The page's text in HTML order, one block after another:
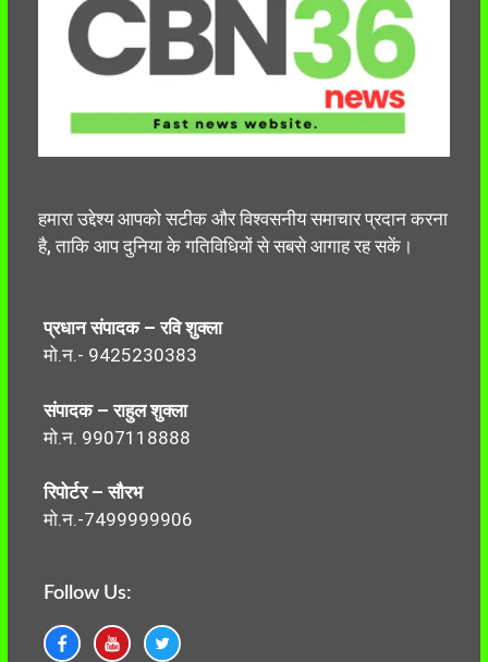
हमारा उद्देश्य आपको सटीक और विश्वसनीय समाचार प्रदान करना
है, ताकि आप दुनिया के गतिविधियों से सबसे आगाह रह सकें।
प्रधान संपादक – रवि शुक्ला
मो.न.- 9425230383
संपादक – राहुल शुक्ला
मो.न. 9907118888
रिपोर्टर – सौरभ
मो.न.-7499999906
Follow Us: